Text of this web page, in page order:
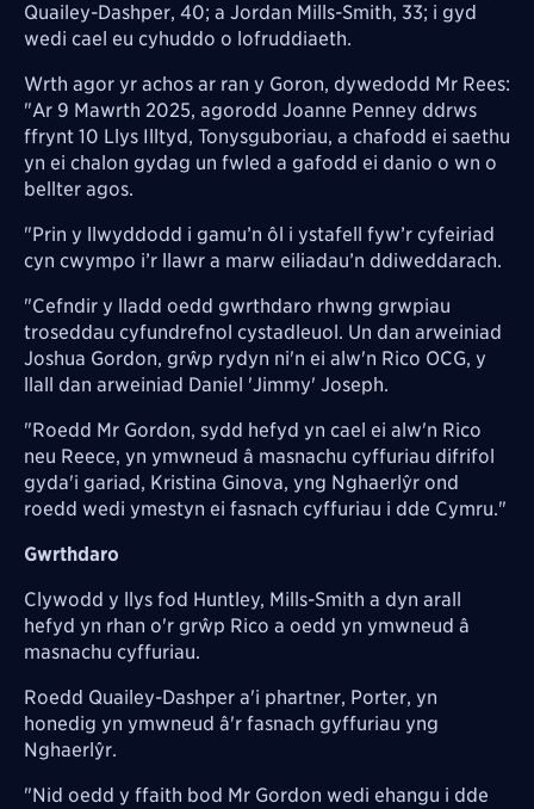
Quailey-Dashper, 40; a Jordan Mills-Smith, 33; i gyd
wedi cael eu cyhuddo o lofruddiaeth.
Wrth agor yr achos ar ran y Goron, dywedodd Mr Rees:
"Ar 9 Mawrth 2025, agorodd Joanne Penney ddrws
ffrynt 10 Llys Illtyd, Tonysguboriau, a chafodd ei saethu
yn ei chalon gydag un fwled a gafodd ei danio o wn o
bellter agos.
"Prin y llwyddodd i gamu’n ôl i ystafell fyw’r cyfeiriad
cyn cwympo i’r llawr a marw eiliadau’n ddiweddarach.
"Cefndir y lladd oedd gwrthdaro rhwng grwpiau
troseddau cyfundrefnol cystadleuol. Un dan arweiniad
Joshua Gordon, grŵp rydyn ni'n ei alw'n Rico OCG, y
llall dan arweiniad Daniel 'Jimmy' Joseph.
"Roedd Mr Gordon, sydd hefyd yn cael ei alw'n Rico
neu Reece, yn ymwneud â masnachu cyffuriau difrifol
gyda'i gariad, Kristina Ginova, yng Nghaerlŷr ond
roedd wedi ymestyn ei fasnach cyffuriau i dde Cymru."
Gwrthdaro
Clywodd y llys fod Huntley, Mills-Smith a dyn arall
hefyd yn rhan o'r grŵp Rico a oedd yn ymwneud â
masnachu cyffuriau.
Roedd Quailey-Dashper a'i phartner, Porter, yn
honedig yn ymwneud â'r fasnach gyffuriau yng
Nghaerlŷr.
"Nid oedd y ffaith bod Mr Gordon wedi ehangu i dde